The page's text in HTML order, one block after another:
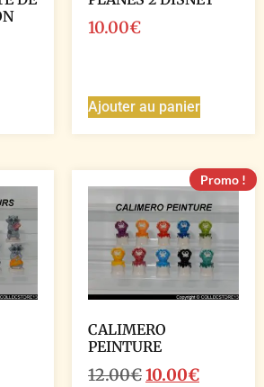
10.00€
Ajouter au panier
Promo !
CALIMERO
PEINTURE
12.00€10.00€